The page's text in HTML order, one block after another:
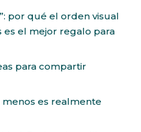
por qué el orden visual
es el mejor regalo para
para compartir
menos es realmente